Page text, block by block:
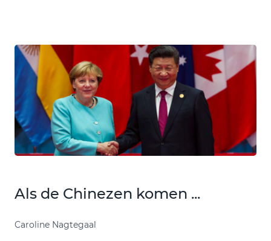
Als de Chinezen komen ...
Caroline Nagtegaal